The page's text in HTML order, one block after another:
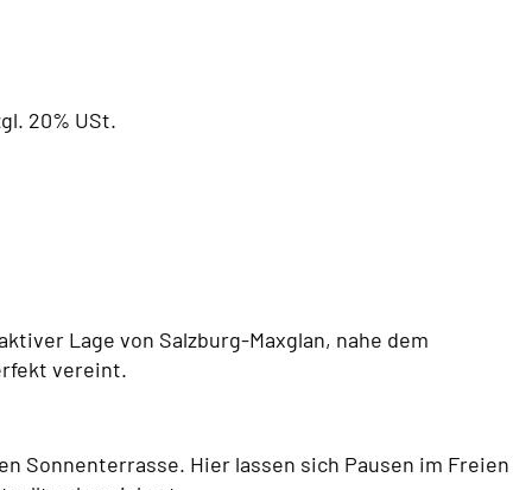
20% USt.
Lage von Salzburg-Maxglan, nahe dem
vereint.
Sonnenterrasse. Hier lassen sich Pausen im Freien